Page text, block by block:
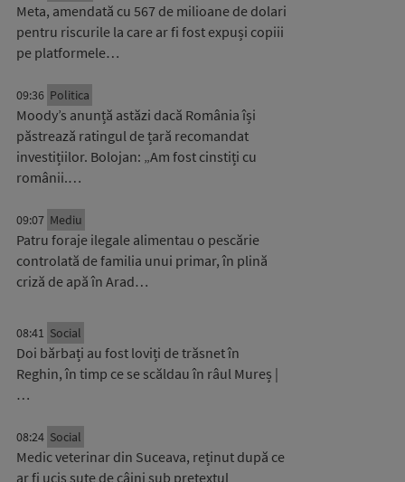
Meta, amendată cu 567 de milioane de dolari
pentru riscurile la care ar fi fost expuși copiii
pe platformele…
09:36 Politica
Moody’s anunță astăzi dacă România își
păstrează ratingul de țară recomandat
investițiilor. Bolojan: „Am fost cinstiți cu
românii.…
09:07 Mediu
Patru foraje ilegale alimentau o pescărie
controlată de familia unui primar, în plină
criză de apă în Arad…
08:41 Social
Doi bărbați au fost loviți de trăsnet în
Reghin, în timp ce se scăldau în râul Mureș |
…
08:24 Social
Medic veterinar din Suceava, reținut după ce
ar fi ucis sute de câini sub pretextul